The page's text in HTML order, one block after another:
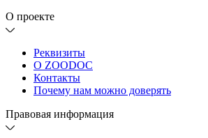
О проекте
Реквизиты
О ZOODOC
Контакты
Почему нам можно доверять
Правовая информация